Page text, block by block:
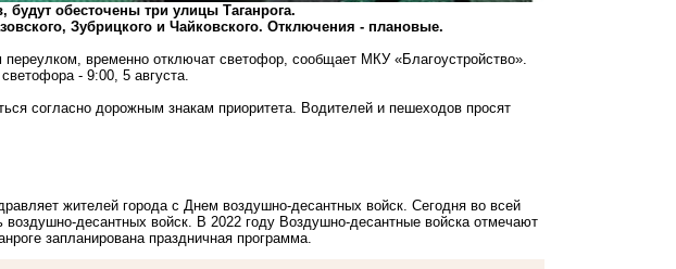
будут обесточены три улицы Таганрога.
Зубрицкого и Чайковского. Отключения - плановые.
временно отключат светофор, сообщает МКУ «Благоустройство».
- 9:00, 5 августа.
согласно дорожным знакам приоритета. Водителей и пешеходов просят
жителей города с Днем воздушно-десантных войск. Сегодня во всей
десантных войск. В 2022 году Воздушно-десантные войска отмечают
запланирована праздничная программа.